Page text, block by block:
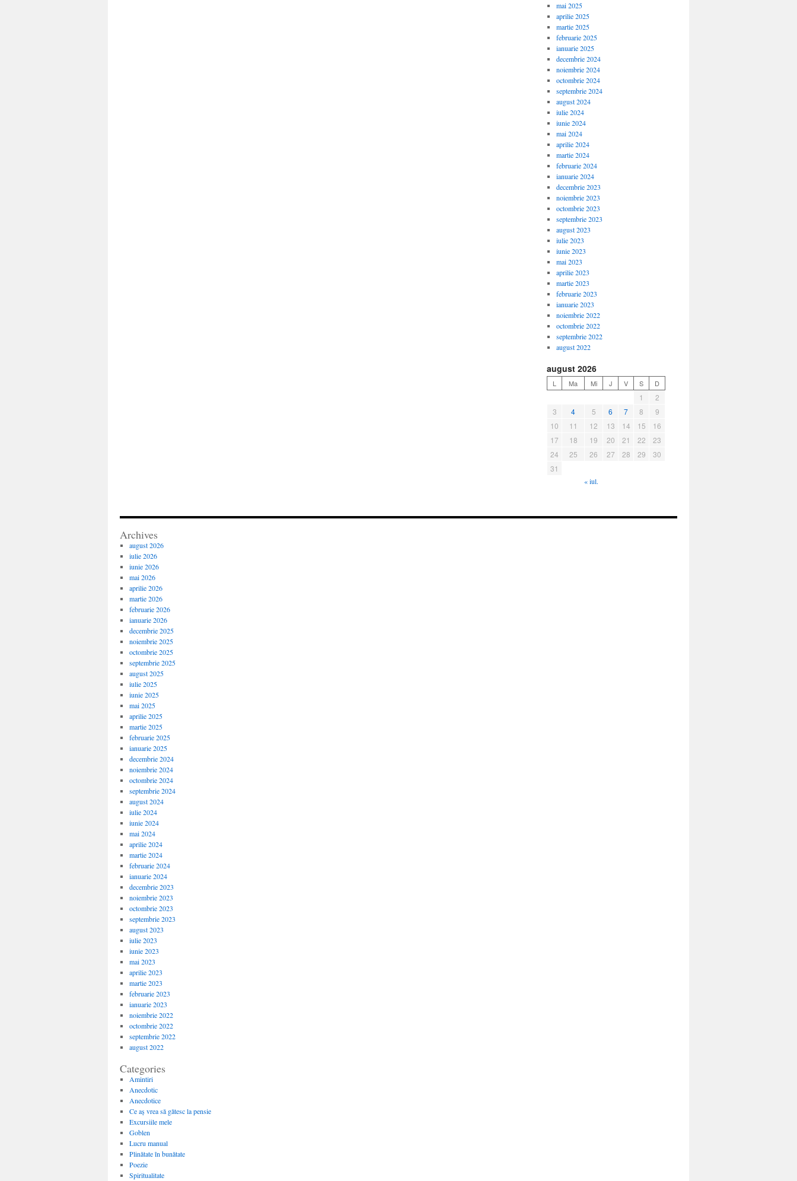
mai 2025
aprilie 2025
martie 2025
februarie 2025
ianuarie 2025
decembrie 2024
noiembrie 2024
octombrie 2024
septembrie 2024
august 2024
iulie 2024
iunie 2024
mai 2024
aprilie 2024
martie 2024
februarie 2024
ianuarie 2024
decembrie 2023
noiembrie 2023
octombrie 2023
septembrie 2023
august 2023
iulie 2023
iunie 2023
mai 2023
aprilie 2023
martie 2023
februarie 2023
ianuarie 2023
noiembrie 2022
octombrie 2022
septembrie 2022
august 2022
august 2026
L Ma Mi J V S D
1
2
3
4 5 6 7 8
9
10
11 12 13 14 15
16
17
18 19 20 21 22
23
24
25 26 27 28 29
30
31
« iul.
Archives
august 2026
iulie 2026
iunie 2026
mai 2026
aprilie 2026
martie 2026
februarie 2026
ianuarie 2026
decembrie 2025
noiembrie 2025
octombrie 2025
septembrie 2025
august 2025
iulie 2025
iunie 2025
mai 2025
aprilie 2025
martie 2025
februarie 2025
ianuarie 2025
decembrie 2024
noiembrie 2024
octombrie 2024
septembrie 2024
august 2024
iulie 2024
iunie 2024
mai 2024
aprilie 2024
martie 2024
februarie 2024
ianuarie 2024
decembrie 2023
noiembrie 2023
octombrie 2023
septembrie 2023
august 2023
iulie 2023
iunie 2023
mai 2023
aprilie 2023
martie 2023
februarie 2023
ianuarie 2023
noiembrie 2022
octombrie 2022
septembrie 2022
august 2022
Categories
Amintiri
Anecdotic
Anecdotice
Ce aș vrea să gătesc la pensie
Excursiile mele
Goblen
Lucru manual
Plinătate în bunătate
Poezie
Spiritualitate